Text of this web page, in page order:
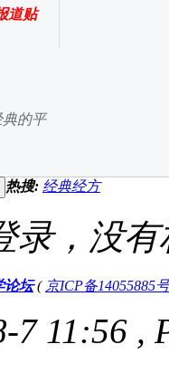
道贴
的平
热搜: 经典经方
录，没
论坛( 京ICP备14055885
7 11:56 ,